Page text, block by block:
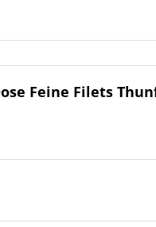
Feine Filets